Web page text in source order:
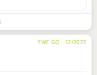
EWE GO - 12/2023